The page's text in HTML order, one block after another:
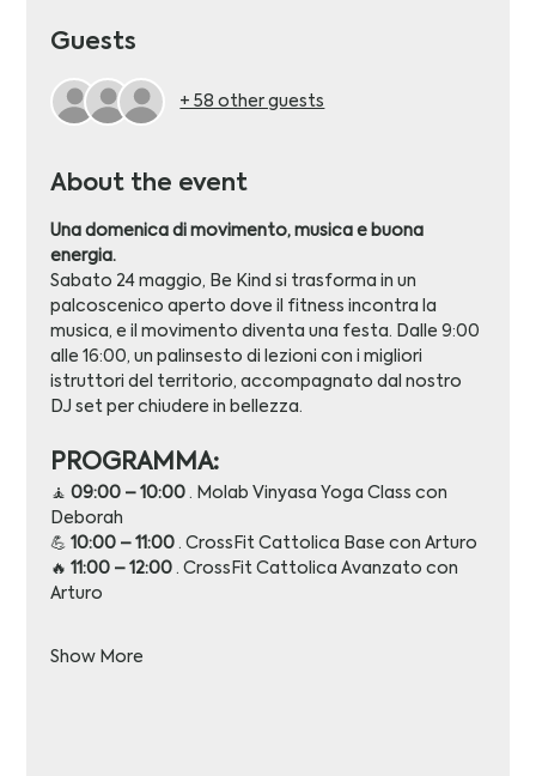
Guests
+ 58 other guests
About the event
Una domenica di movimento, musica e buona
energia.
Sabato 24 maggio, Be Kind si trasforma in un
palcoscenico aperto dove il fitness incontra la
musica, e il movimento diventa una festa. Dalle 9:00
alle 16:00, un palinsesto di lezioni con i migliori
istruttori del territorio, accompagnato dal nostro
DJ set per chiudere in bellezza.
PROGRAMMA:
🧘 09:00 – 10:00 · Molab Vinyasa Yoga Class con
Deborah
💪 10:00 – 11:00 · CrossFit Cattolica Base con Arturo
🔥 11:00 – 12:00 · CrossFit Cattolica Avanzato con
Arturo
Show More